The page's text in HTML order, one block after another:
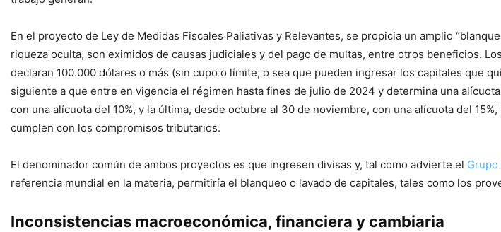
En el proyecto de Ley de Medidas Fiscales Paliativas y Relevantes, se propicia un amplio
riqueza oculta, son eximidos de causas judiciales y del pago de multas, entre otros beneficios.
declaran 100.000 dólares o más (sin cupo o límite, o sea que pueden ingresar los capitales que
siguiente a que entre en vigencia el régimen hasta fines de julio de 2024 y determina una
con una alícuota del 10%, y la última, desde octubre al 30 de noviembre, con una alícuota del
cumplen con los compromisos tributarios.
El denominador común de ambos proyectos es que ingresen divisas y, tal como advierte el
referencia mundial en la materia, permitiría el blanqueo o lavado de capitales, tales como los
Inconsistencias macroeconómica, financiera y cambiaria